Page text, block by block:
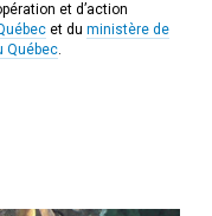
et d’action
et du ministère de
Québec.